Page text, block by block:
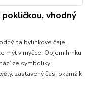
vhodný
na bylinkové čaje.
mýt v myčce. Objem hrnku
ze symboliky
zastavený čas; okamžik